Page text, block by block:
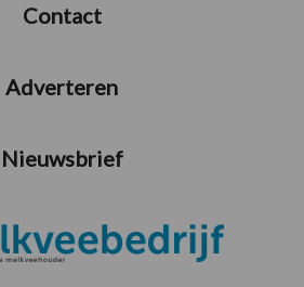
Contact
Adverteren
Nieuwsbrief